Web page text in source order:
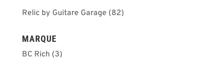
Relic by Guitare Garage (82)
MARQUE
BC Rich (3)